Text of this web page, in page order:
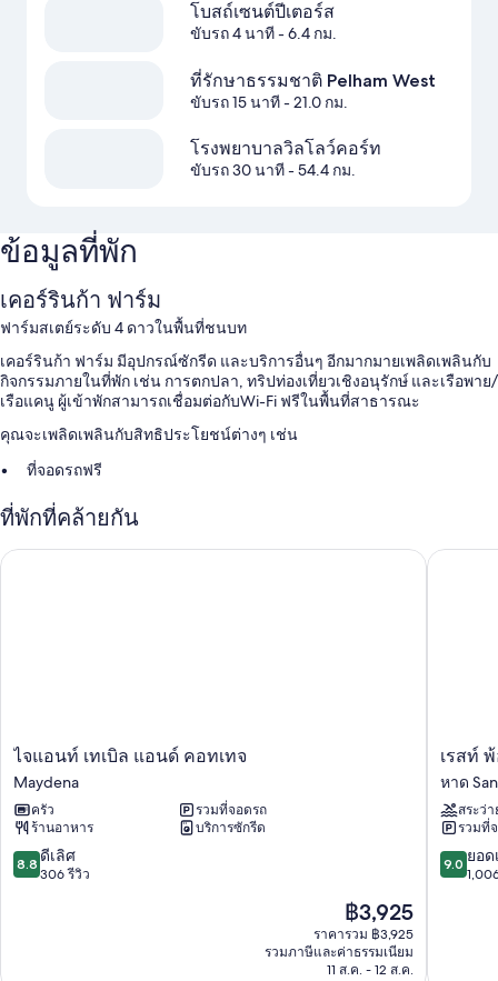
โบสถ์เซนต์ปีเตอร์ส
ขับรถ 4 นาที- 6.4 กม.
ที่รักษาธรรมชาติ Pelham West
ขับรถ 15 นาที- 21.0 กม.
โรงพยาบาลวิลโลว์คอร์ท
ขับรถ 30 นาที- 54.4 กม.
ข้อมูลที่พัก
เคอร์รินก้า ฟาร์ม
ฟาร์มสเตย์ระดับ 4 ดาวในพื้นที่ชนบท
เคอร์รินก้า ฟาร์ม มีอุปกรณ์ซักรีด และบริการอื่นๆ อีกมากมายเพลิดเพลินกับ
กิจกรรมภายในที่พัก เช่น การตกปลา, ทริปท่องเที่ยวเชิงอนุรักษ์ และเรือพาย/
เรือแคนู ผู้เข้าพักสามารถเชื่อมต่อกับWi-Fi ฟรีในพื้นที่สาธารณะ
คุณจะเพลิดเพลินกับสิทธิประโยชน์ต่างๆ เช่น
ที่จอดรถฟรี
ที่จอดจักรยาน, ที่พักปลอดบุหรี่ และเตาบาร์บีคิว
บริการส่งอาหารในพื้นที่
สิ่งอำนวยความสะดวกในห้องพัก
ทีวี 26 นิ้ว พร้อม เครื่องเล่นดีวีดี
ระเบียงหรือนอกชาน, ครัวขนาดเล็ก และตู้เย็นขนาดใหญ่
ที่พักที่คล้ายกัน
ไจ
แอ
นท์
เทเบิล
แอนด์
คอ
ทเทจ
ไจแอนท์ เทเบิล แอนด์ คอทเทจ
Maydena
ครัว
รวมที่จอดรถ
ร้านอาหาร
บริการซักรีด
8.8
จาก
8.8 ดีเลิศ
306 รีวิว
ราคา
ปัจจุบัน
คือ
฿3,925
฿3,925
ราคารวม ฿3,925
รวมภาษีและค่าธรรมเนียม
11 ส.ค. - 12 ส.ค.
ไจแอนท์ เทเบิล แอนด์ คอทเทจ
เรสท์
ยท์
หาด
Sandy
Bay
เรสท์
หาด
สระว่
รวมที่
9.0
จาก
9.0 ยอด
เรสท์ พ้อ